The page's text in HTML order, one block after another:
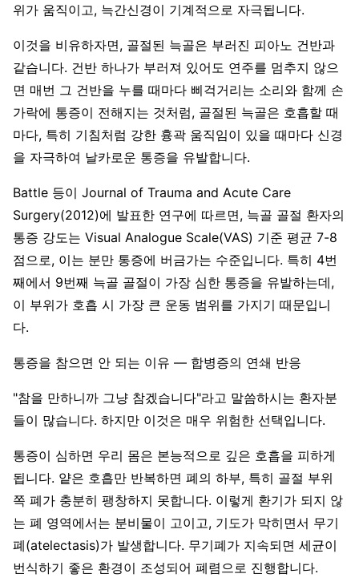
위가 움직이고, 늑간신경이 기계적으로 자극됩니다.
이것을 비유하자면, 골절된 늑골은 부러진 피아노 건반과
같습니다. 건반 하나가 부러져 있어도 연주를 멈추지 않으
면 매번 그 건반을 누를 때마다 삐걱거리는 소리와 함께 손
가락에 통증이 전해지는 것처럼, 골절된 늑골은 호흡할 때
마다, 특히 기침처럼 강한 흉곽 움직임이 있을 때마다 신경
을 자극하여 날카로운 통증을 유발합니다.
Battle 등이 Journal of Trauma and Acute Care
Surgery(2012)에 발표한 연구에 따르면, 늑골 골절 환자의
통증 강도는 Visual Analogue Scale(VAS) 기준 평균 7-8
점으로, 이는 분만 통증에 버금가는 수준입니다. 특히 4번
째에서 9번째 늑골 골절이 가장 심한 통증을 유발하는데,
이 부위가 호흡 시 가장 큰 운동 범위를 가지기 때문입니
다.
통증을 참으면 안 되는 이유 — 합병증의 연쇄 반응
"참을 만하니까 그냥 참겠습니다"라고 말씀하시는 환자분
들이 많습니다. 하지만 이것은 매우 위험한 선택입니다.
통증이 심하면 우리 몸은 본능적으로 깊은 호흡을 피하게
됩니다. 얕은 호흡만 반복하면 폐의 하부, 특히 골절 부위
쪽 폐가 충분히 팽창하지 못합니다. 이렇게 환기가 되지 않
는 폐 영역에서는 분비물이 고이고, 기도가 막히면서 무기
폐(atelectasis)가 발생합니다. 무기폐가 지속되면 세균이
번식하기 좋은 환경이 조성되어 폐렴으로 진행합니다.